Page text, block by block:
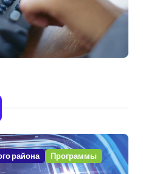
района Программы